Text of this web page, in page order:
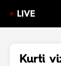
LIVE
Kurti